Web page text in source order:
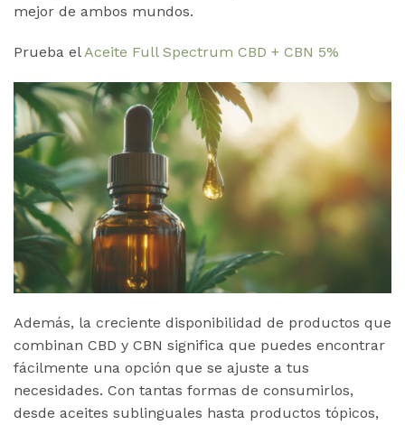
mejor de ambos mundos.
Prueba elAceite Full Spectrum CBD + CBN 5%
Además, la creciente disponibilidad de productos que
combinan CBD y CBN significa que puedes encontrar
fácilmente una opción que se ajuste a tus
necesidades. Con tantas formas de consumirlos,
desde aceites sublinguales hasta productos tópicos,